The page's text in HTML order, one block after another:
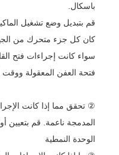
باسكال.
قم بتبديل وضع تشغيل
كان كل جزء متحرك من
سواء كانت إجراءات فتح
فتحة العفن المعقولة ووقت
② تحقق مما إذا كانت
المدمجة ناعمة. قم بتعيين
الوحدة النمطية